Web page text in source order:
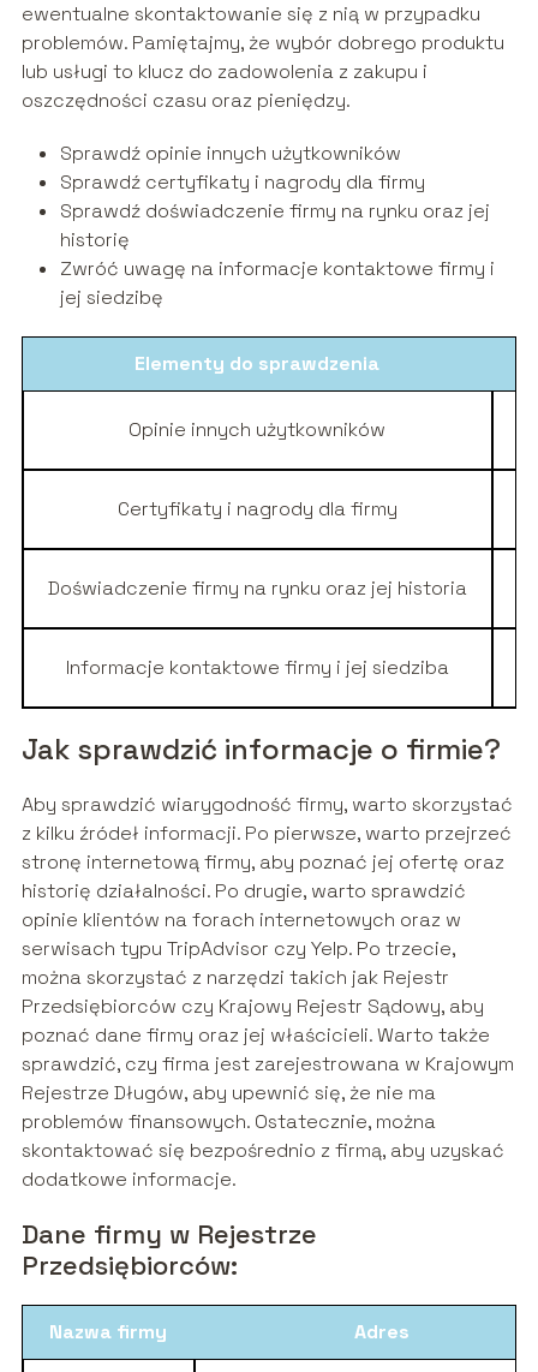
ewentualne skontaktowanie się z nią w przypadku
problemów. Pamiętajmy, że wybór dobrego produktu
lub usługi to klucz do zadowolenia z zakupu i
oszczędności czasu oraz pieniędzy.
Sprawdź opinie innych użytkowników
Sprawdź certyfikaty i nagrody dla firmy
Sprawdź doświadczenie firmy na rynku oraz jej
historię
Zwróć uwagę na informacje kontaktowe firmy i
jej siedzibę
Elementy do sprawdzenia
Opinie innych użytkowników
Certyfikaty i nagrody dla firmy
Doświadczenie firmy na rynku oraz jej historia
Informacje kontaktowe firmy i jej siedziba
Jak sprawdzić informacje o firmie?
Aby sprawdzić wiarygodność firmy, warto skorzystać
z kilku źródeł informacji. Po pierwsze, warto przejrzeć
stronę internetową firmy, aby poznać jej ofertę oraz
historię działalności. Po drugie, warto sprawdzić
opinie klientów na forach internetowych oraz w
serwisach typu TripAdvisor czy Yelp. Po trzecie,
można skorzystać z narzędzi takich jak Rejestr
Przedsiębiorców czy Krajowy Rejestr Sądowy, aby
poznać dane firmy oraz jej właścicieli. Warto także
sprawdzić, czy firma jest zarejestrowana w Krajowym
Rejestrze Długów, aby upewnić się, że nie ma
problemów finansowych. Ostatecznie, można
skontaktować się bezpośrednio z firmą, aby uzyskać
dodatkowe informacje.
Dane firmy w Rejestrze
Przedsiębiorców:
Nazwa firmy Adres